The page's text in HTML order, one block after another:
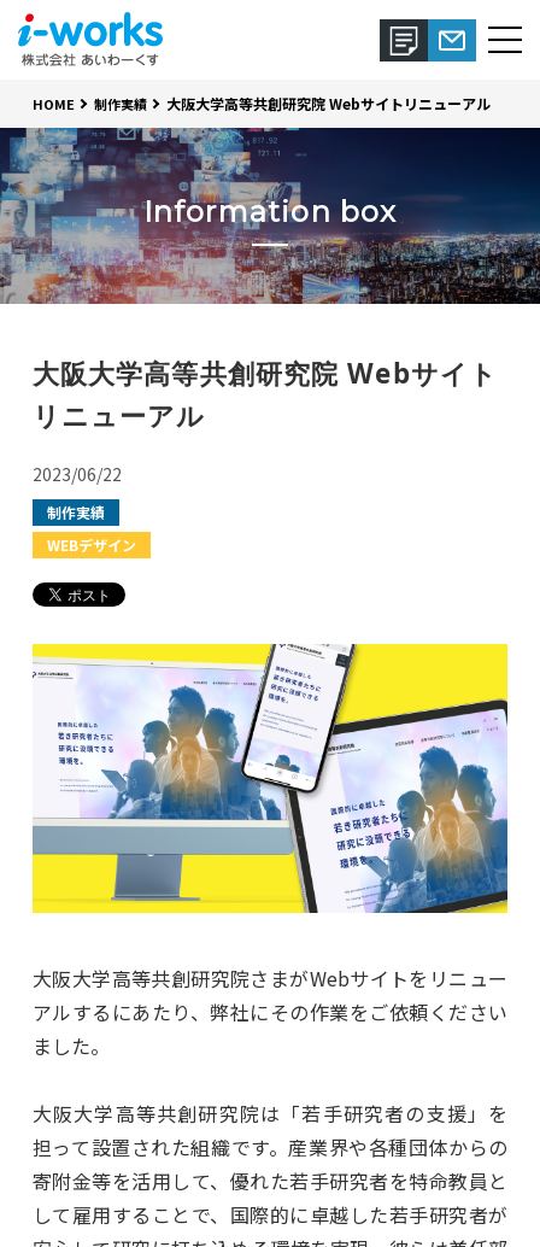
Information box
HOME 制作実績 大阪大学高等共創研究院 Webサイトリニューアル
大阪大学高等共創研究院 Webサイト
リニューアル
2023/06/22
制作実績
WEBデザイン
大阪大学高等共創研究院さまがWebサイトをリニュー
アルするにあたり、弊社にその作業をご依頼ください
ました。
大阪大学高等共創研究院は「若手研究者の支援」を
担って設置された組織です。産業界や各種団体からの
寄附金等を活用して、優れた若手研究者を特命教員と
して雇用することで、国際的に卓越した若手研究者が